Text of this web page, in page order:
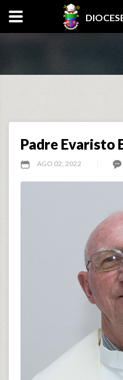
Padre Evaristo
AGO 02, 2022